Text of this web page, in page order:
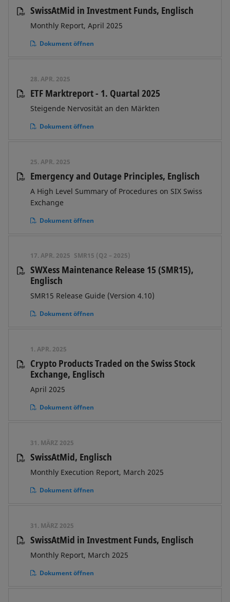
SwissAtMid in Investment Funds, Englisch
Monthly Report, April 2025
Dokument öffnen
28. APR. 2025
ETF Marktreport - 1. Quartal 2025
Steigende Nervosität an den Märkten
Dokument öffnen
25. APR. 2025
Emergency and Outage Principles, Englisch
A High Level Summary of Procedures on SIX Swiss
Exchange
Dokument öffnen
17. APR. 2025 SMR15 (Q2 – 2025)
SWXess Maintenance Release 15 (SMR15),
Englisch
SMR15 Release Guide (Version 4.10)
Dokument öffnen
1. APR. 2025
Crypto Products Traded on the Swiss Stock
Exchange, Englisch
April 2025
Dokument öffnen
31. MÄRZ 2025
SwissAtMid, Englisch
Monthly Execution Report, March 2025
Dokument öffnen
31. MÄRZ 2025
SwissAtMid in Investment Funds, Englisch
Monthly Report, March 2025
Dokument öffnen